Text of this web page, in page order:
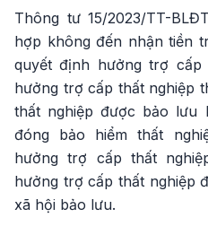
Thông tư 15/2023/TT-
hợp không đến nhận tiền
quyết định hưởng trợ
hưởng trợ cấp thất nghiệp
thất nghiệp được bảo lưu
đóng bảo hiểm thất
hưởng trợ cấp thất
hưởng trợ cấp thất nghiệp
xã hội bảo lưu.